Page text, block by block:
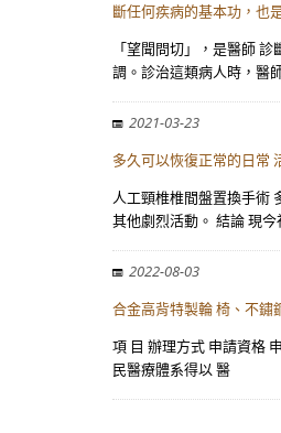
斷任何疾病的基本功，也
「望聞問切」，是醫師
調。診治這類病人時，醫
2021-03-23
多久可以恢復正常的日常
人工頸椎椎間盤置換手術
其他劇烈活動。 結論 現
2022-08-03
合金高背特製輪 椅、不鏽
項 目 辦理方式 申請資格
民醫療體系得以 醫